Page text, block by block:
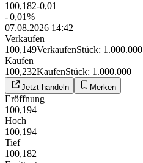
100,182-0,01
-0,01%
07.08.2026 14:42
Verkaufen
100,149VerkaufenStück: 1.000.000
Kaufen
100,232KaufenStück: 1.000.000
Jetzt handeln Merken
Eröffnung
100,194
Hoch
100,194
Tief
100,182